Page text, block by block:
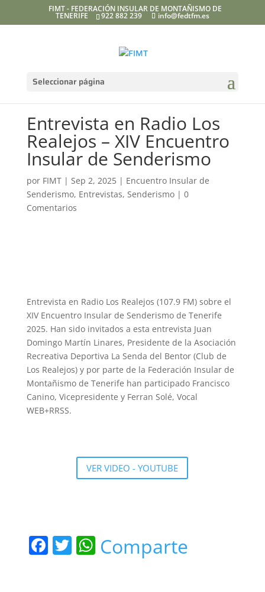
FIMT - FEDERACIÓN INSULAR DE MONTAÑISMO DE
TENERIFE 922 882 239 info@fedtfm.es
Seleccionar página
Entrevista en Radio Los
Realejos – XIV Encuentro
Insular de Senderismo
por FIMT| Sep 2, 2025| Encuentro Insular de
Senderismo, Entrevistas, Senderismo| 0
Comentarios
Entrevista en Radio Los Realejos (107.9 FM) sobre el
XIV Encuentro Insular de Senderismo de Tenerife
2025. Han sido invitados a esta entrevista Juan
Domingo Martín Linares, Presidente de la Asociación
Recreativa Deportiva La Senda del Bentor (Club de
Los Realejos) y por parte de la Federación Insular de
Montañismo de Tenerife han participado Francisco
Canino, Vicepresidente y Ferran Solé, Vocal
WEB+RRSS.
VER VIDEO - YOUTUBE
F T W
Comparte